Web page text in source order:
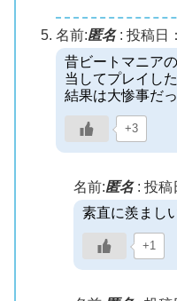
名前:匿名: 投稿日
昔ビートマニア
当してプレイし
結果は大惨事だ
+3
名前:匿名: 投稿
素直に羨まし
+1